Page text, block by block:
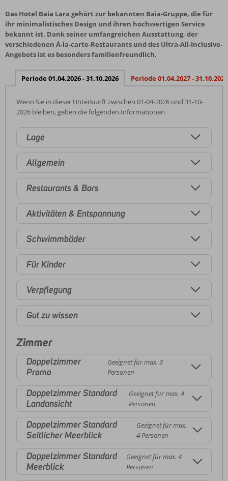
Das Hotel Baia Lara gehört zur bekannten Baia-Gruppe, die für
ihr minimalistisches Design und ihren hochwertigen Service
bekannt ist. Dank seiner umfangreichen Ausstattung, der
verschiedenen À-la-carte-Restaurants und des Ultra-All-Inclusive-
Angebots ist es besonders familienfreundlich.
Periode 01.04.2026 - 31.10.2026 Periode 01.04.2027 - 31.10.2027
Wenn Sie in dieser Unterkunft zwischen 01-04-2026 und 31-10-
2026 bleiben, gelten die folgenden Informationen.
Lage
Allgemein
Restaurants & Bars
Aktivitäten & Entspannung
Schwimmbäder
Für Kinder
Verpflegung
Gut zu wissen
Zimmer
Doppelzimmer
Promo
Geeignet für max. 3
Personen
Doppelzimmer Standard
Landansicht
Geeignet für max. 4
Personen
Doppelzimmer Standard
Seitlicher Meerblick
Geeignet für max.
4 Personen
Doppelzimmer Standard
Meerblick
Geeignet für max. 4
Personen